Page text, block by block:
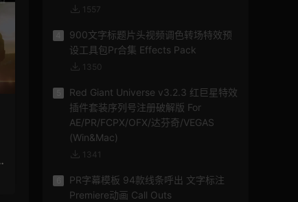
1557
900文字标题片头视频调色转场特效预
设工具包Pr合集 Effects Pack
1350
Red Giant Universe v3.2.3 红巨星特效
插件套装序列号注册破解版 For
AE/PR/FCPX/OFX/达芬奇/VEGAS
(Win&Mac)
1341
PR字幕模板 94款线条呼出 文字标注
Premiere动画 Call Outs